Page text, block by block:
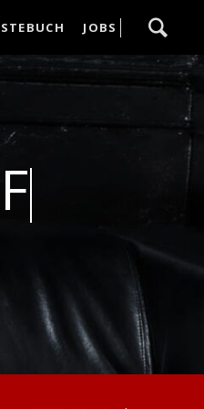
überspringen
JOBS